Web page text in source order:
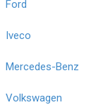
Ford
Iveco
Mercedes-Benz
Volkswagen